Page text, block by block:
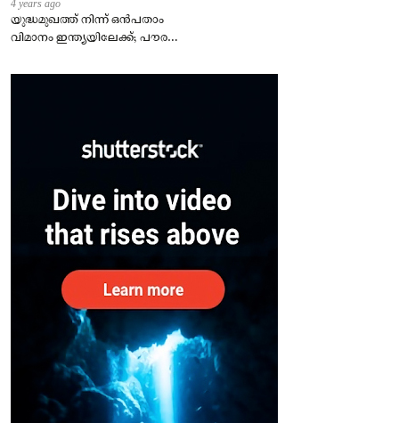
4 years ago
യുദ്ധമുഖത്ത് നിന്ന് ഒൻപതാം
വിമാനം ഇന്ത്യയിലേക്ക്; പൗരന്മാർ
– കേന്ദ്രം